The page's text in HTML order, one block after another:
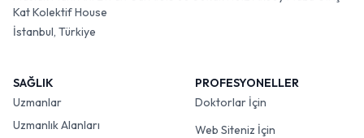
Kat Kolektif House
İstanbul, Türkiye
SAĞLIK
Uzmanlar
Uzmanlık Alanları
PROFESYONELLER
Doktorlar İçin
Web Siteniz İçin